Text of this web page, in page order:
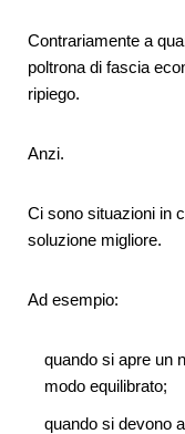
Contrariamente a
poltrona di fascia
ripiego.
Anzi.
Ci sono situazioni in
soluzione migliore.
Ad esempio:
quando si apre un
modo equilibrato;
quando si devono